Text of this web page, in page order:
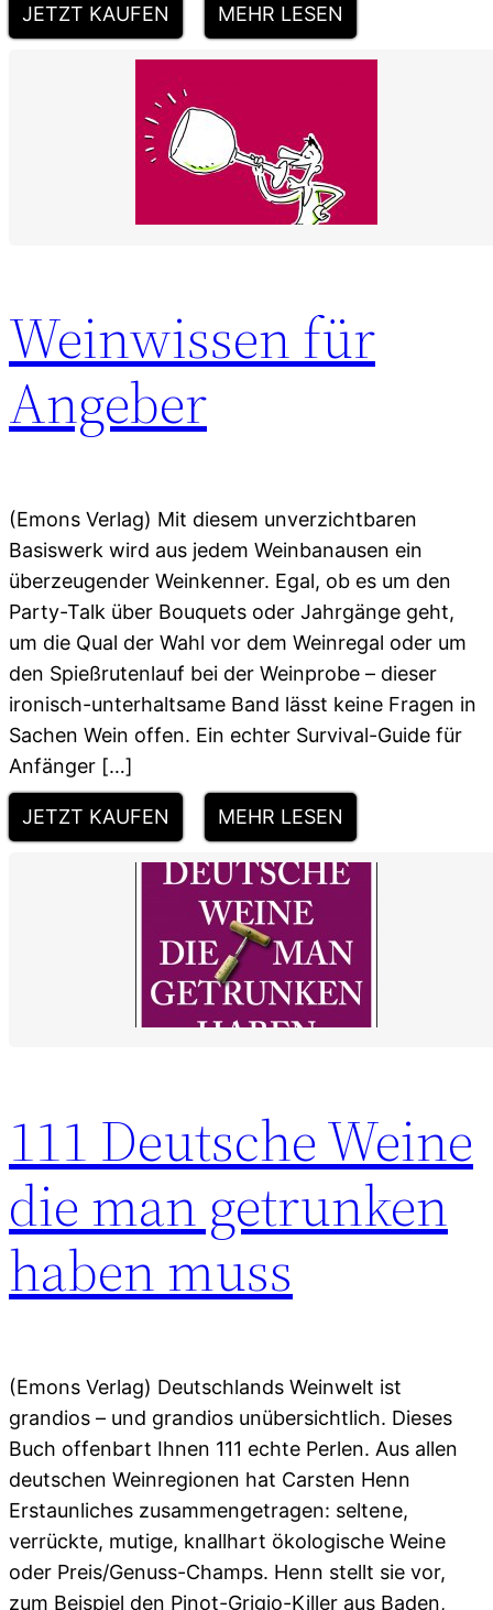
JETZT KAUFEN MEHR LESEN
Weinwissen für
Angeber
(Emons Verlag) Mit diesem unverzichtbaren
Basiswerk wird aus jedem Weinbanausen ein
überzeugender Weinkenner. Egal, ob es um den
Party-Talk über Bouquets oder Jahrgänge geht,
um die Qual der Wahl vor dem Weinregal oder um
den Spießrutenlauf bei der Weinprobe – dieser
ironisch-unterhaltsame Band lässt keine Fragen in
Sachen Wein offen. Ein echter Survival-Guide für
Anfänger […]
JETZT KAUFEN MEHR LESEN
111 Deutsche Weine
die man getrunken
haben muss
(Emons Verlag) Deutschlands Weinwelt ist
grandios – und grandios unübersichtlich. Dieses
Buch offenbart Ihnen 111 echte Perlen. Aus allen
deutschen Weinregionen hat Carsten Henn
Erstaunliches zusammengetragen: seltene,
verrückte, mutige, knallhart ökologische Weine
oder Preis/Genuss-Champs. Henn stellt sie vor,
zum Beispiel den Pinot-Grigio-Killer aus Baden,